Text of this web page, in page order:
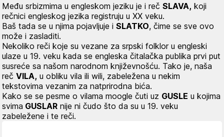
Među srbizmima u engleskom jeziku je i reč SLAVA, koji
rečnici engleskog jezika registruju u XX veku.
Baš tada se u njima pojavljuje i SLATKO, čime se sve ovo
može i zasladiti.
Nekoliko reči koje su vezane za srpski folklor u engleski
ulaze u 19. veku kada se engleska čitalačka publika prvi put
susreće sa našom narodnom književnošću. Tako je, naša
reč VILA, u obliku vila ili wili, zabeležena u nekim
tekstovima vezanim za natprirodna bića.
Kako se se pesme o vilama moogle čuti uz GUSLE u kojima
svima GUSLAR nije ni čudo što da su u 19. veku
zabeležene i te reči.